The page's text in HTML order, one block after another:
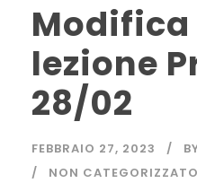
lezione
28/02
FEBBRAIO 27, 2023
NON CATEGORIZZATO